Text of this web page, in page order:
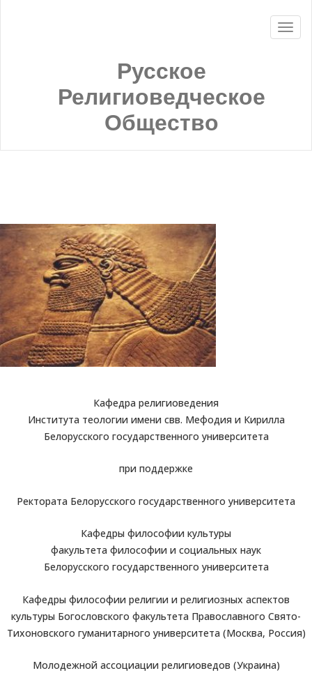
Русское
Религиоведческое
Общество
Кафедра религиоведения
Института теологии имени свв. Мефодия и Кирилла
Белорусского государственного университета
при поддержке
Ректората Белорусского государственного университета
Кафедры философии культуры
факультета философии и социальных наук
Белорусского государственного университета
Кафедры философии религии и религиозных аспектов
культуры Богословского факультета Православного Свято-
Тихоновского гуманитарного университета (Москва, Россия)
Молодежной ассоциации религиоведов (Украина)